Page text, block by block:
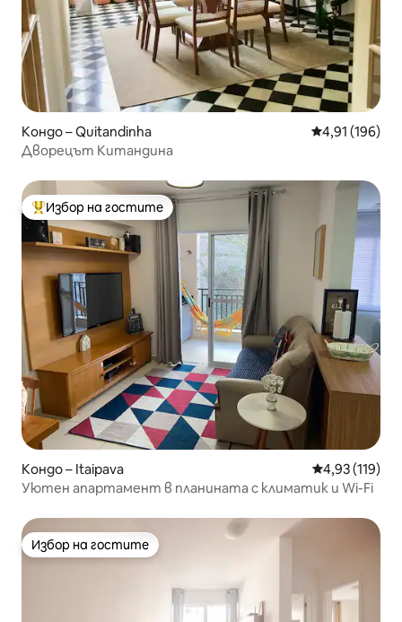
Кондо – Quitandinha Средна
4,91 (196)
Дворецът Китандина
Най-популярен избор на гостите
Избор на гостите
Кондо – Itaipava Средна
4,93 (119)
Уютен апартамент в планината с климатик и Wi-Fi
Избор на гостите
Избор на гостите